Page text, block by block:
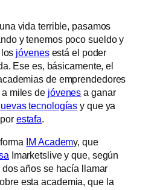
vida terrible, pasamos
y tenemos poco sueldo y
jóvenesestá el poder
Ese es, básicamente, el
de emprendedores
miles de jóvenes a ganar
tecnologías y que ya
por estafa.
IM Academy, que
Imarketslive y que, según
dos años se hacía llamar
esta academia, que la